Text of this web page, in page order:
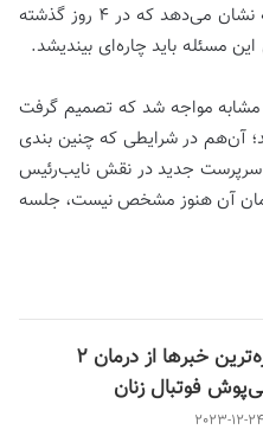
(معادل 3 ماه و 4 روز) از دوره حضور منظمی در فدراسیون فوتبال می‌گذرد. این مسئله نشان می‌دهد که در 4 روز گذشته
مسئله باید چاره‌ای بیندیشد.
مشابه مواجه شد که تصمیم گرفت
کند؛ آن‌هم در شرایطی که چنین بندی
سرپرست جدید در نقش نایب‌رئیس
پیش‌رو که زمان آن هنوز مشخص نیست، جلسه
تازه‌ترین خبرها از درمان ۲
فوتبال زنان
2023-12-24